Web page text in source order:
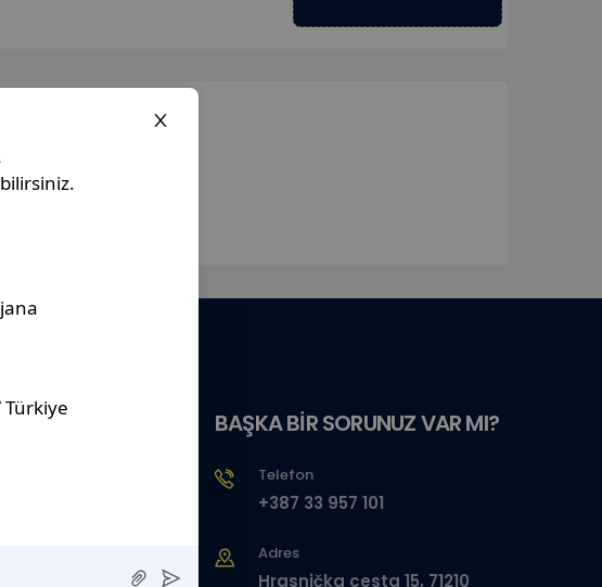
BAŞKA BİR SORUNUZ VAR MI?
Telefon
+387 33 957 101
Adres
Hrasnička cesta 15, 71210